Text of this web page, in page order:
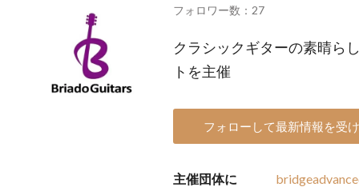
フォロワー数：27
クラシックギターの素晴ら
トを主催
フォローして最新情報を受
主催団体に